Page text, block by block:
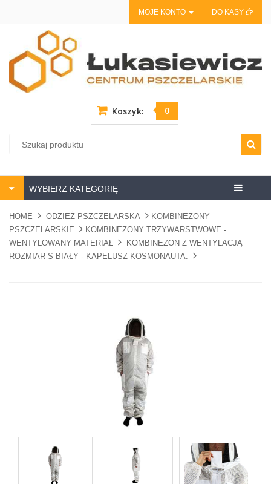
MOJE KONTO DO KASY
Koszyk: 0
Centrum
WYBIERZ KATEGORIĘ
HOME ODZIEŻ PSZCZELARSKA
KOMBINEZONY
PSZCZELARSKIE
KOMBINEZONY TRZYWARSTWOWE -
WENTYLOWANY MATERIAŁ
KOMBINEZON Z WENTYLACJĄ
ROZMIAR S BIAŁY - KAPELUSZ KOSMONAUTA.